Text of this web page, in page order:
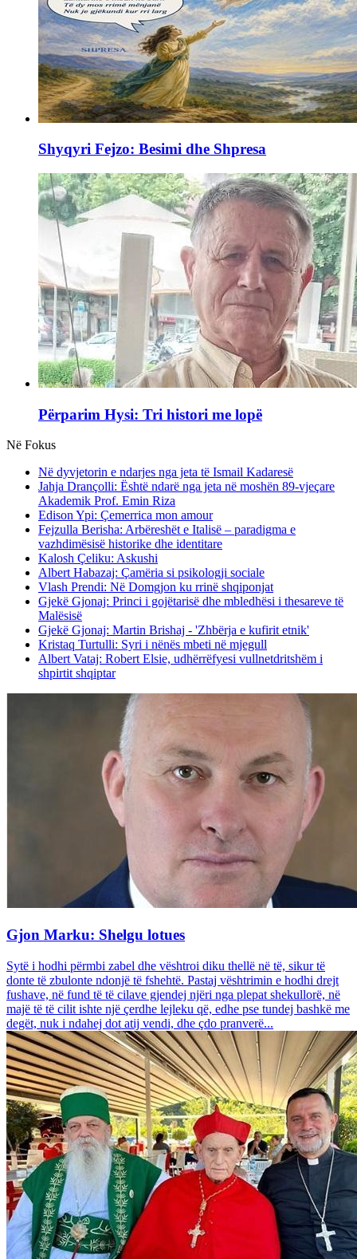
Shyqyri Fejzo: Besimi dhe Shpresa
Përparim Hysi: Tri histori me lopë
Në Fokus
Në dyvjetorin e ndarjes nga jeta të Ismail Kadaresë
Jahja Drançolli: Është ndarë nga jeta në moshën 89-vjeçare
Akademik Prof. Emin Riza
Edison Ypi: Çemerrica mon amour
Fejzulla Berisha: Arbëreshët e Italisë – paradigma e
vazhdimësisë historike dhe identitare
Kalosh Çeliku: Askushi
Albert Habazaj: Çamëria si psikologji sociale
Vlash Prendi: Në Domgjon ku rrinë shqiponjat
Gjekë Gjonaj: Princi i gojëtarisë dhe mbledhësi i thesareve të
Malësisë
Gjekë Gjonaj: Martin Brishaj - 'Zhbërja e kufirit etnik'
Kristaq Turtulli: Syri i nënës mbeti në mjegull
Albert Vataj: Robert Elsie, udhërrëfyesi vullnetdritshëm i
shpirtit shqiptar
Gjon Marku: Shelgu lotues
Sytë i hodhi përmbi zabel dhe vështroi diku thellë në të, sikur të
donte të zbulonte ndonjë të fshehtë. Pastaj vështrimin e hodhi drejt
fushave, në fund të të cilave gjendej njëri nga plepat shekullorë, në
majë të të cilit ishte një çerdhe lejleku që, edhe pse tundej bashkë me
degët, nuk i ndahej dot atij vendi, dhe çdo pranverë...